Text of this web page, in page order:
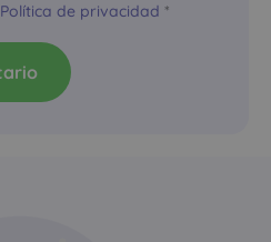
Política de privacidad *